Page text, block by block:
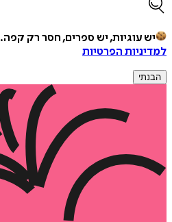
יש עוגיות, יש ספרים, חסר רק קפה.
למדיניות הפרטיות
הבנתי